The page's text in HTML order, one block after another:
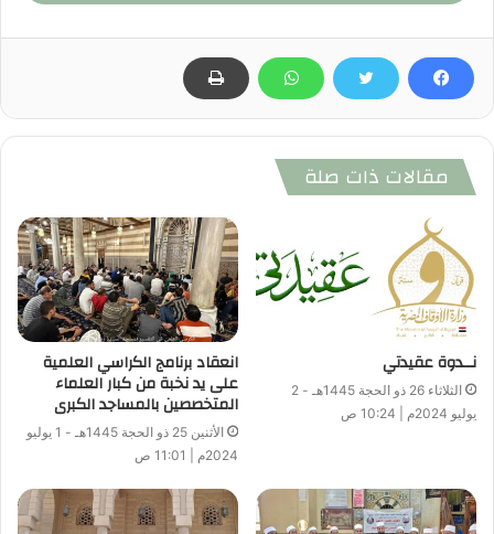
المركز الإعلامي لوزارة الأوقاف
مقالات ذات صلة
نــدوة عقيدتي
الثلاثاء 26 ذو الحجة 1445هـ - 2
يوليو 2024م | 10:24 ص
انعقاد برنامج الكراسي العلمية
على يد نخبة من كبار العلماء
المتخصصين بالمساجد الكبرى
الأثنين 25 ذو الحجة 1445هـ - 1 يوليو
2024م | 11:01 ص